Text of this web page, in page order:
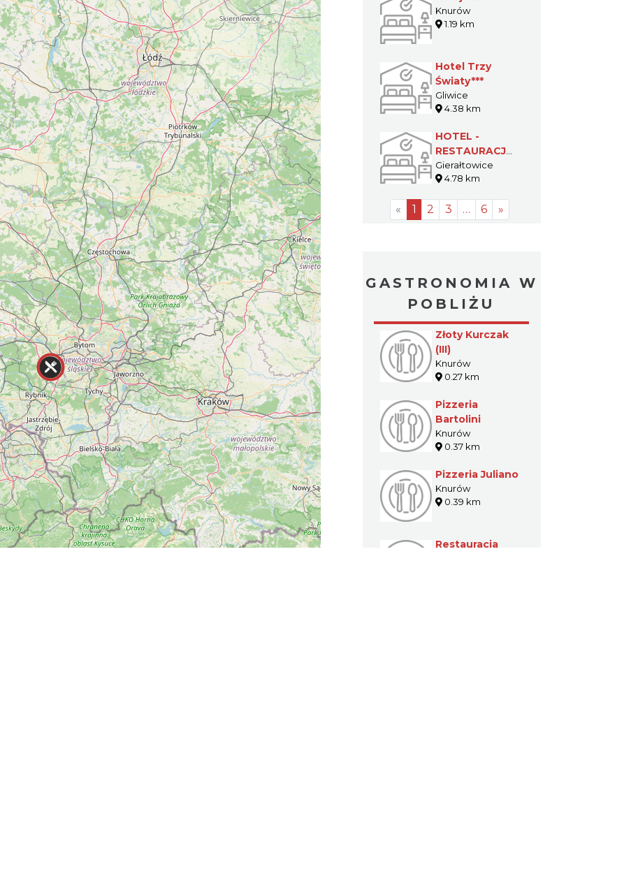
Knurów
1.19 km
Hotel Trzy
Światy***
Gliwice
4.38 km
HOTEL -
RESTAURACJA
SZMARAGDOWA
Gierałtowice
4.78 km
« 1 2 3 … 6 »
GASTRONOMIA W
POBLIŻU
Złoty Kurczak
(III)
Knurów
0.27 km
Pizzeria
Bartolini
Knurów
0.37 km
Pizzeria Juliano
Knurów
0.39 km
Restauracja